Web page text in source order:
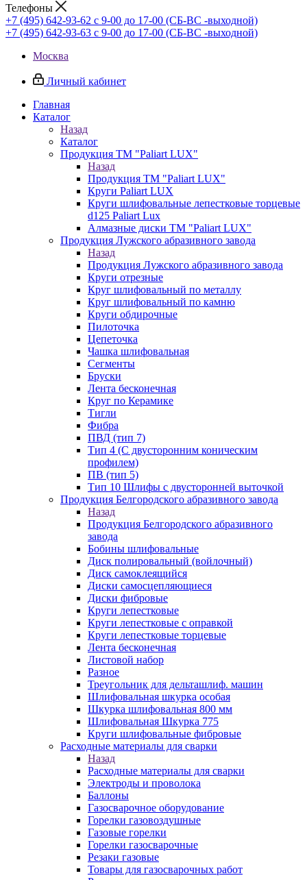
Телефоны
+7 (495) 642-93-62 c 9-00 до 17-00 (СБ-ВС -выходной)
+7 (495) 642-93-63 c 9-00 до 17-00 (СБ-ВС -выходной)
Москва
Личный кабинет
Главная
Каталог
Назад
Каталог
Продукция ТМ "Paliart LUX"
Назад
Продукция ТМ "Paliart LUX"
Круги Paliart LUX
Круги шлифовальные лепестковые торцевые
d125 Paliart Lux
Алмазные диски ТМ "Paliart LUX"
Продукция Лужского абразивного завода
Назад
Продукция Лужского абразивного завода
Круги отрезные
Круг шлифовальный по металлу
Круг шлифовальный по камню
Круги обдирочные
Пилоточка
Цепеточка
Чашка шлифовальная
Сегменты
Бруски
Лента бесконечная
Круг по Керамике
Тигли
Фибра
ПВД (тип 7)
Тип 4 (С двусторонним коническим
профилем)
ПВ (тип 5)
Тип 10 Шлифы с двусторонней выточкой
Продукция Белгородского абразивного завода
Назад
Продукция Белгородского абразивного
завода
Бобины шлифовальные
Диск полировальный (войлочный)
Диск самоклеящийся
Диски самосцепляющиеся
Диски фибровые
Круги лепестковые
Круги лепестковые с оправкой
Круги лепестковые торцевые
Лента бесконечная
Листовой набор
Разное
Треугольник для дельташлиф. машин
Шлифовальная шкурка особая
Шкурка шлифовальная 800 мм
Шлифовальная Шкурка 775
Круги шлифовальные фибровые
Расходные материалы для сварки
Назад
Расходные материалы для сварки
Электроды и проволока
Баллоны
Газосварочное оборудование
Горелки газовоздушные
Газовые горелки
Горелки газосварочные
Резаки газовые
Товары для газосварочных работ